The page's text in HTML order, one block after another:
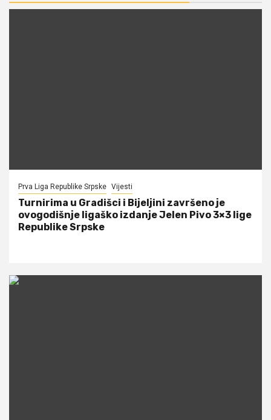
Prva Liga Republike Srpske Vijesti
Turnirima u Gradišci i Bijeljini završeno je
ovogodišnje ligaško izdanje Jelen Pivo 3×3 lige
Republike Srpske